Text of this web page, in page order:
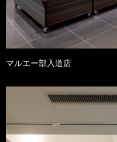
マルエー部入道店